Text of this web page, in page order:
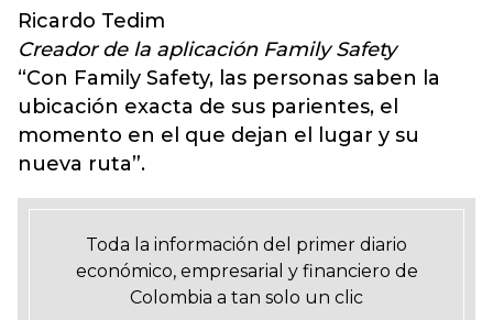
Ricardo Tedim
Creador de la aplicación Family Safety
“Con Family Safety, las personas saben la
ubicación exacta de sus parientes, el
momento en el que dejan el lugar y su
nueva ruta”.
Toda la información del primer diario
económico, empresarial y financiero de
Colombia a tan solo un clic